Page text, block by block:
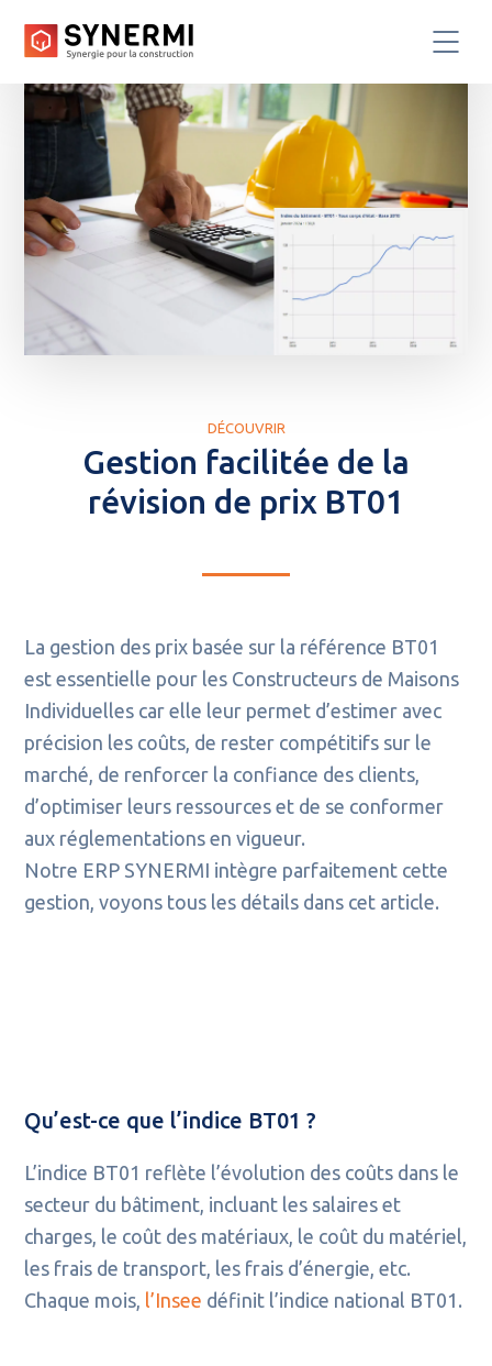
DÉCOUVRIR
Gestion facilitée de la
révision de prix BT01
La gestion des prix basée sur la référence BT01
est essentielle pour les Constructeurs de Maisons
Individuelles car elle leur permet d’estimer avec
précision les coûts, de rester compétitifs sur le
marché, de renforcer la confiance des clients,
d’optimiser leurs ressources et de se conformer
aux réglementations en vigueur.
Notre ERP SYNERMI intègre parfaitement cette
gestion, voyons tous les détails dans cet article.
Qu’est-ce que l’indice BT01 ?
L’indice BT01 reflète l’évolution des coûts dans le
secteur du bâtiment, incluant les salaires et
charges, le coût des matériaux, le coût du matériel,
les frais de transport, les frais d’énergie, etc.
Chaque mois, l’Insee définit l’indice national BT01.